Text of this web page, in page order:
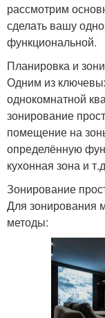
рассмотрим
сделать вашу
функциональной.
Планировка и
Одним из
однокомнатной
зонирование
помещение на
определённую
кухонная зона и
Зонирование
Для зонирования
методы: